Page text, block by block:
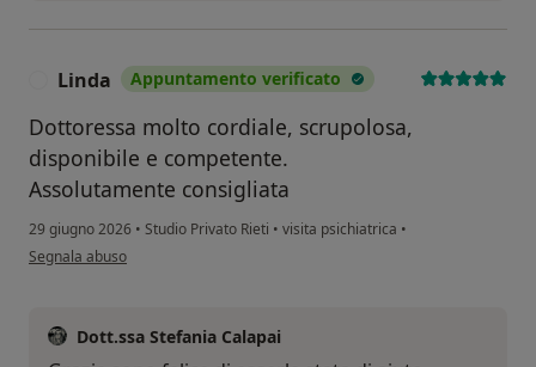
Linda Appuntamento verificato
Dottoressa molto cordiale, scrupolosa,
disponibile e competente.
Assolutamente consigliata
29 giugno 2026 • Studio Privato Rieti • visita psichiatrica •
secondo l'opinione dell'utente Linda
Segnala abuso
Dott.ssa Stefania Calapai